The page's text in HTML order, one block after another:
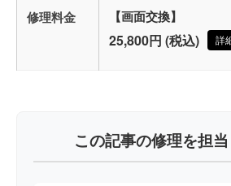
修理料金 【画面交換】
25,800円 (税込) 詳
この記事の修理を担